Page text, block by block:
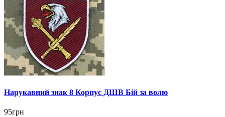
Нарукавний знак 8 Корпус ДШВ Бій за волю
95грн